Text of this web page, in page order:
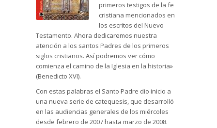
primeros testigos de la fe
cristiana mencionados en
los escritos del Nuevo
Testamento. Ahora dedicaremos nuestra
atención a los santos Padres de los primeros
siglos cristianos. Así podremos ver cómo
comienza el camino de la Iglesia en la historia»
(Benedicto XVI).
Con estas palabras el Santo Padre dio inicio a
una nueva serie de catequesis, que desarrolló
en las audiencias generales de los miércoles
desde febrero de 2007 hasta marzo de 2008.